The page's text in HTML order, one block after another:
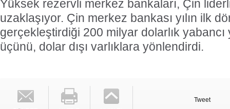
Yüksek rezervli merkez bankaları, Çin
uzaklaşıyor. Çin merkez bankası yılın ilk
gerçekleştirdiği 200 milyar dolarlık yabancı
üçünü, dolar dışı varlıklara yönlendirdi.
Tweet